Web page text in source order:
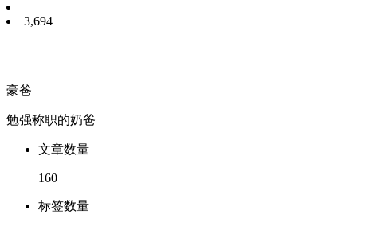
3,694
豪爸
勉强称职的奶爸
文章数量
160
标签数量